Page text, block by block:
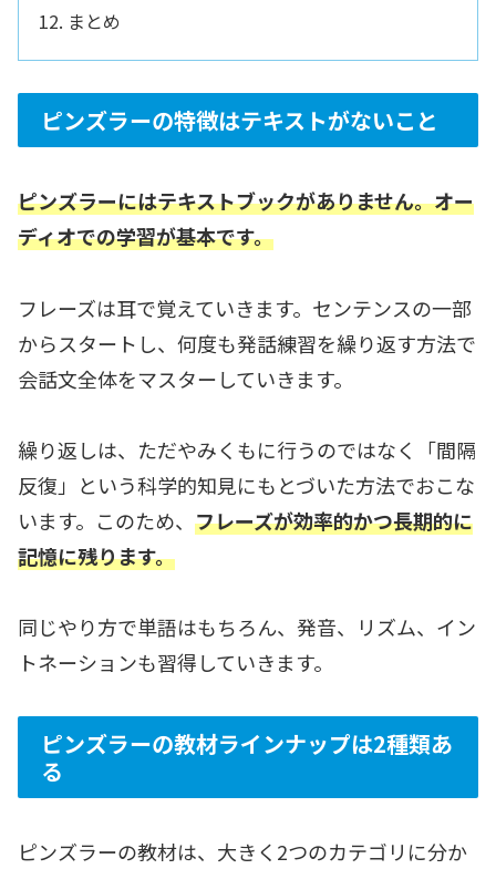
まとめ
ピンズラーの特徴はテキストがないこと
ピンズラーにはテキストブックがありません。オー
ディオでの学習が基本です。
フレーズは耳で覚えていきます。センテンスの一部
からスタートし、何度も発話練習を繰り返す方法で
会話文全体をマスターしていきます。
繰り返しは、ただやみくもに行うのではなく「間隔
反復」という科学的知見にもとづいた方法でおこな
います。このため、 フレーズが効率的かつ長期的に
記憶に残ります。
同じやり方で単語はもちろん、発音、リズム、イン
トネーションも習得していきます。
ピンズラーの教材ラインナップは2種類あ
る
ピンズラーの教材は、大きく2つのカテゴリに分か